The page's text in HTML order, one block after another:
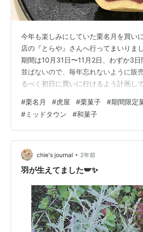
今年も楽しみにしていた栗名月を買い
店の『とらや』さんへ行ってまいりま
期間は10月31日〜11月2日、わずか3
並ばないので、毎年忘れないように販
るべく初日に買いに行けるよう計画し
買い物をしてからだったので、11時の
て到着。毎年早い時間であればたくさ
で、特に予約はしませんでした。 今年
ん並んでいました！ちょうど栗粉餅や
でだったので、今年の食べ納めとそち
ついただいたか覚えていません（笑）
#栗名月 #虎屋 #栗菓子 #期間限定
#ミッドタウン #和菓子
chie's journal • 2年前
羽が生えてました🪽✨